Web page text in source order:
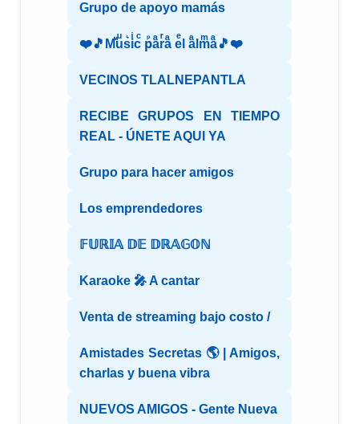
Grupo de apoyo mamás
❤️🎵Mⷨuͧs͛iͥcͨ рⷬaͣrͬaͣ eͤl aͣlmͫaͣ🎵❤️
VECINOS TLALNEPANTLA
RECIBE GRUPOS EN TIEMPO
REAL - ÚNETE AQUI YA
Grupo para hacer amigos
Los emprendedores
𝔽𝕌ℝ𝕀𝔸 𝔻𝔼 𝔻ℝ𝔸𝔾𝕆ℕ
Karaoke 🎤 A cantar
Venta de streaming bajo costo /
Amistades Secretas 🌎 | Amigos,
charlas y buena vibra
NUEVOS AMIGOS - Gente Nueva